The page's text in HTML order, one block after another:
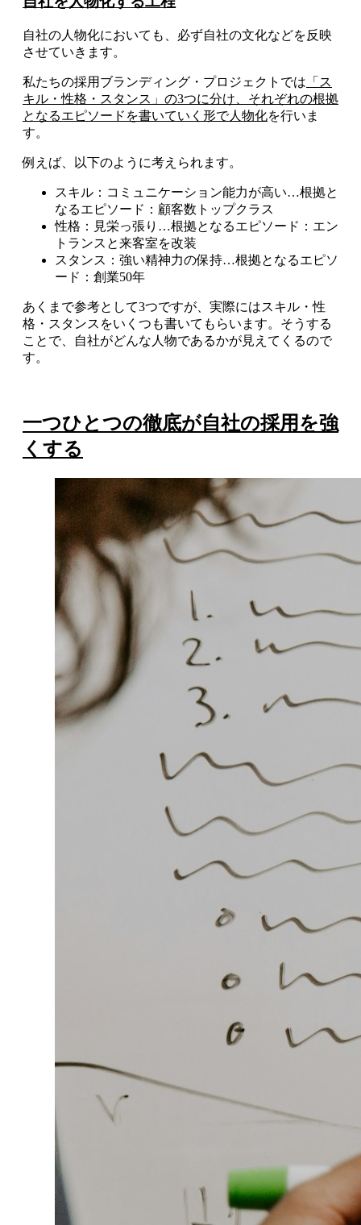
自社の人物化においても、必ず自社の文化などを反映
させていきます。
私たちの採用ブランディング・プロジェクトでは 「ス
キル・性格・スタンス」の3つに分け、それぞれの根拠
となるエピソードを書いていく形で人物化を行いま
す。
例えば、以下のように考えられます。
スキル：コミュニケーション能力が高い…根拠と
なるエピソード：顧客数トップクラス
性格：見栄っ張り…根拠となるエピソード：エン
トランスと来客室を改装
スタンス：強い精神力の保持…根拠となるエピソ
ード：創業50年
あくまで参考として3つですが、実際にはスキル・性
格・スタンスをいくつも書いてもらいます。そうする
ことで、自社がどんな人物であるかが見えてくるので
す。
一つひとつの徹底が自社の採用を強
くする